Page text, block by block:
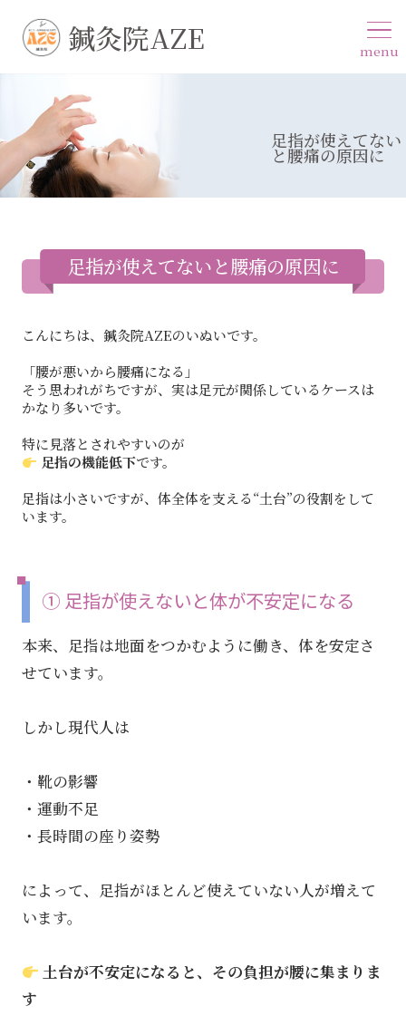
鍼灸院AZE menu
足指が使えてない
と腰痛の原因に
足指が使えてないと腰痛の原因に
こんにちは、鍼灸院AZEのいぬいです。
「腰が悪いから腰痛になる」
そう思われがちですが、実は足元が関係しているケースは
かなり多いです。
特に見落とされやすいのが
足指の機能低下です。
足指は小さいですが、体全体を支える“土台”の役割をして
います。
① 足指が使えないと体が不安定になる
本来、足指は地面をつかむように働き、体を安定さ
せています。
しかし現代人は
・靴の影響
・運動不足
・長時間の座り姿勢
によって、足指がほとんど使えていない人が増えて
います。
土台が不安定になると、その負担が腰に集まりま
す